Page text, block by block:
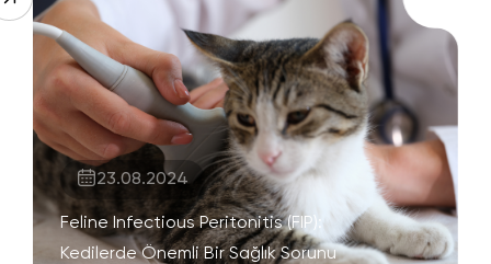
23.08.2024
Feline Infectious Peritonitis (FIP):
Kedilerde Önemli Bir Sağlık Sorunu